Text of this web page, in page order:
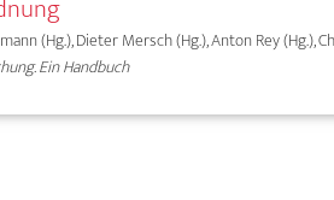
(Hg.), Dieter Mersch (Hg.), Anton Rey (Hg.),
Ein Handbuch